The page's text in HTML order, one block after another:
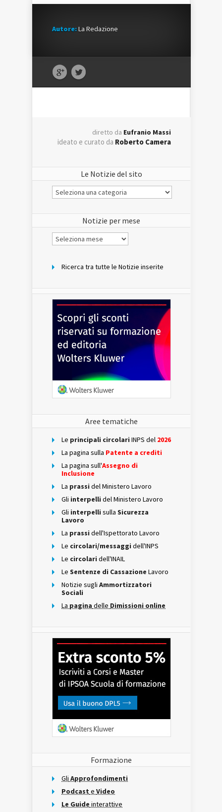
Autore:La Redazione
diretto da Eufranio Massi
ideato e curato da Roberto Camera
Le Notizie del sito
Le
Notizie
Notizie per mese
Notizie
per
Ricerca tra tutte le Notizie inserite
Aree tematiche
Le principali circolari INPS del 2026
La pagina sulla Patente a crediti
La pagina sull'Assegno di
Inclusione
La prassi del Ministero Lavoro
Gli interpelli del Ministero Lavoro
Gli interpelli sulla Sicurezza
Lavoro
La prassi dell'Ispettorato Lavoro
Le circolari/messaggi dell'INPS
Le circolari dell'INAIL
Le Sentenze di Cassazione Lavoro
Notizie sugli Ammortizzatori
Sociali
La pagina delle Dimissioni online
Formazione
Gli Approfondimenti
Podcast e Video
Le Guide interattive